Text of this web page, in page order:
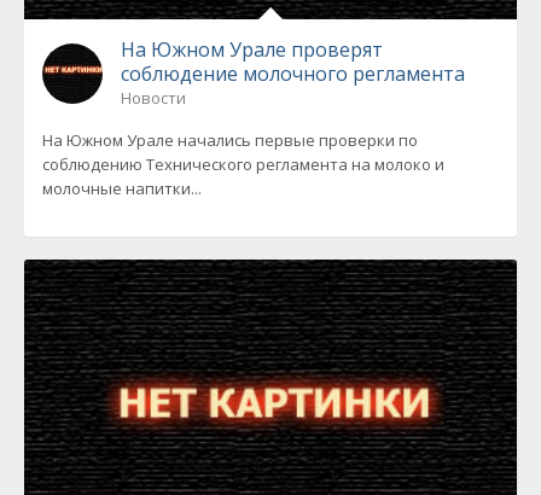
На Южном Урале проверят
соблюдение молочного регламента
Новости
На Южном Урале начались первые проверки по
соблюдению Технического регламента на молоко и
молочные напитки...